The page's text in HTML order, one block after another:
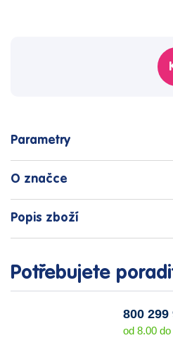
Parametry
O značce
Popis zboží
Potřebujete
800 299
od 8.00